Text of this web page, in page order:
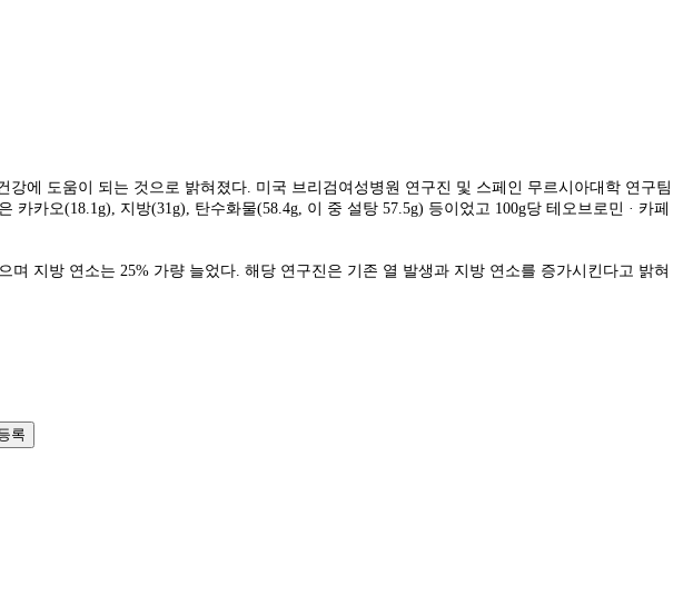
에 도움이 되는 것으로 밝혀졌다. 미국 브리검여성병원 연구진 및 스페인 무르시아대학 연구팀
카오(18.1g), 지방(31g), 탄수화물(58.4g, 이 중 설탕 57.5g) 등이었고 100g당 테오브로민 · 카페
지방 연소는 25% 가량 늘었다. 해당 연구진은 기존 열 발생과 지방 연소를 증가시킨다고 밝혀
록